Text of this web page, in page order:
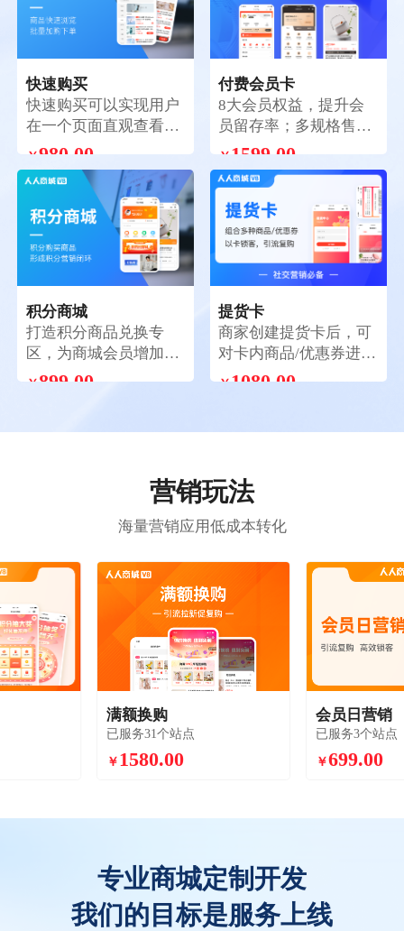
快速购买
快速购买可以实现用户
在一个页面直观查看全
部商品，批量加购，一
键结算下单，简化购物
流程，快速完成购买。
￥980.00
付费会员卡
8大会员权益，提升会
员留存率；多规格售
卖，解锁花式玩法；两
种获卡方式，支持兑换
码兑换；会员卡片样式
自定义
￥1599.00
积分商城
打造积分商品兑换专
区，为商城会员增加消
耗积分途径，形成积分
￥899.00
提货卡
商家创建提货卡后，可
对卡内商品/优惠券进行
个性化组合搭配，消费
选择一次性提走全部商
任选其一提货
￥1080.00
营销玩法
海量营销应用低成本转化
满额换购
已服务31个站点
￥1580.00
会员日营销
已服务3个站点
￥699.00
专业商城定制开发
我们的目标是服务上线